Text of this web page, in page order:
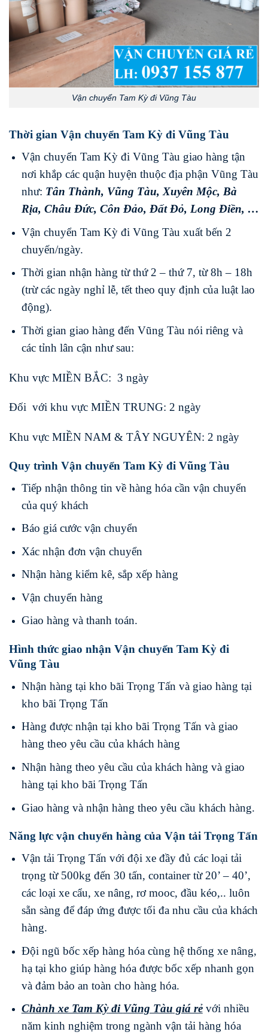
Vận chuyển Tam Kỳ đi Vũng Tàu
Thời gian Vận chuyển Tam Kỳ đi Vũng Tàu
Vận chuyển Tam Kỳ đi Vũng Tàu giao hàng tận
nơi khắp các quận huyện thuộc địa phận Vũng Tàu
như: Tân Thành, Vũng Tàu, Xuyên Mộc, Bà
Rịa, Châu Đức, Côn Đảo, Đất Đỏ, Long Điền, …
Vận chuyển Tam Kỳ đi Vũng Tàu xuất bến 2
chuyến/ngày.
Thời gian nhận hàng từ thứ 2 – thứ 7, từ 8h – 18h
(trừ các ngày nghỉ lễ, tết theo quy định của luật lao
động).
Thời gian giao hàng đến Vũng Tàu nói riêng và
các tỉnh lân cận như sau:
Khu vực MIỀN BẮC: 3 ngày
Đối với khu vực MIỀN TRUNG: 2 ngày
Khu vực MIỀN NAM & TÂY NGUYÊN: 2 ngày
Quy trình Vận chuyển Tam Kỳ đi Vũng Tàu
Tiếp nhận thông tin về hàng hóa cần vận chuyển
của quý khách
Báo giá cước vận chuyển
Xác nhận đơn vận chuyển
Nhận hàng kiểm kê, sắp xếp hàng
Vận chuyển hàng
Giao hàng và thanh toán.
Hình thức giao nhận Vận chuyển Tam Kỳ đi
Vũng Tàu
Nhận hàng tại kho bãi Trọng Tấn và giao hàng tại
kho bãi Trọng Tấn
Hàng được nhận tại kho bãi Trọng Tấn và giao
hàng theo yêu cầu của khách hàng
Nhận hàng theo yêu cầu của khách hàng và giao
hàng tại kho bãi Trọng Tấn
Giao hàng và nhận hàng theo yêu cầu khách hàng.
Năng lực vận chuyển hàng của Vận tải Trọng Tấn
Vận tải Trọng Tấn với đội xe đầy đủ các loại tải
trọng từ 500kg đến 30 tấn, container từ 20’ – 40’,
các loại xe cẩu, xe nâng, rơ mooc, đầu kéo,.. luôn
sẵn sàng để đáp ứng được tối đa nhu cầu của khách
hàng.
Đội ngũ bốc xếp hàng hóa cùng hệ thống xe nâng,
hạ tại kho giúp hàng hóa được bốc xếp nhanh gọn
và đảm bảo an toàn cho hàng hóa.
Chành xe Tam Kỳđi Vũng Tàu giá rẻvới nhiều
năm kinh nghiệm trong ngành vận tải hàng hóa